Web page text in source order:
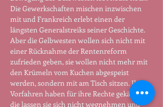
Die Gewerkschaften mischen inzwischen
mit und Frankreich erlebt einen der
längsten Generalstreiks seiner Geschichte.
Aber die Gelbwesten wollen sich nicht mit
einer Rücknahme der Rentenreform
zufrieden geben, sie wollen nicht mehr mit
den Krümeln vom Kuchen abgespeist
werden, sondern mit am Tisch sitzen. Ihre
Vorfahren haben für ihre Rechte gekämpft,
die lassen sie sich nicht wegnehmen und